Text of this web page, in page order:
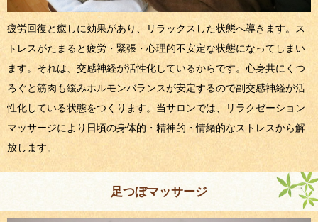
疲労回復と癒しに効果があり、リラックスした状態へ導きます。ス
トレスがたまると疲労・緊張・心理的不安定な状態になってしまい
ます。それは、交感神経が活性化しているからです。心身共にくつ
ろぐと筋肉も緩みホルモンバランスが安定するので副交感神経が活
性化している状態をつくります。当サロンでは、リラクゼーション
マッサージにより日頃の身体的・精神的・情緒的なストレスから解
放します。
足つぼマッサージ